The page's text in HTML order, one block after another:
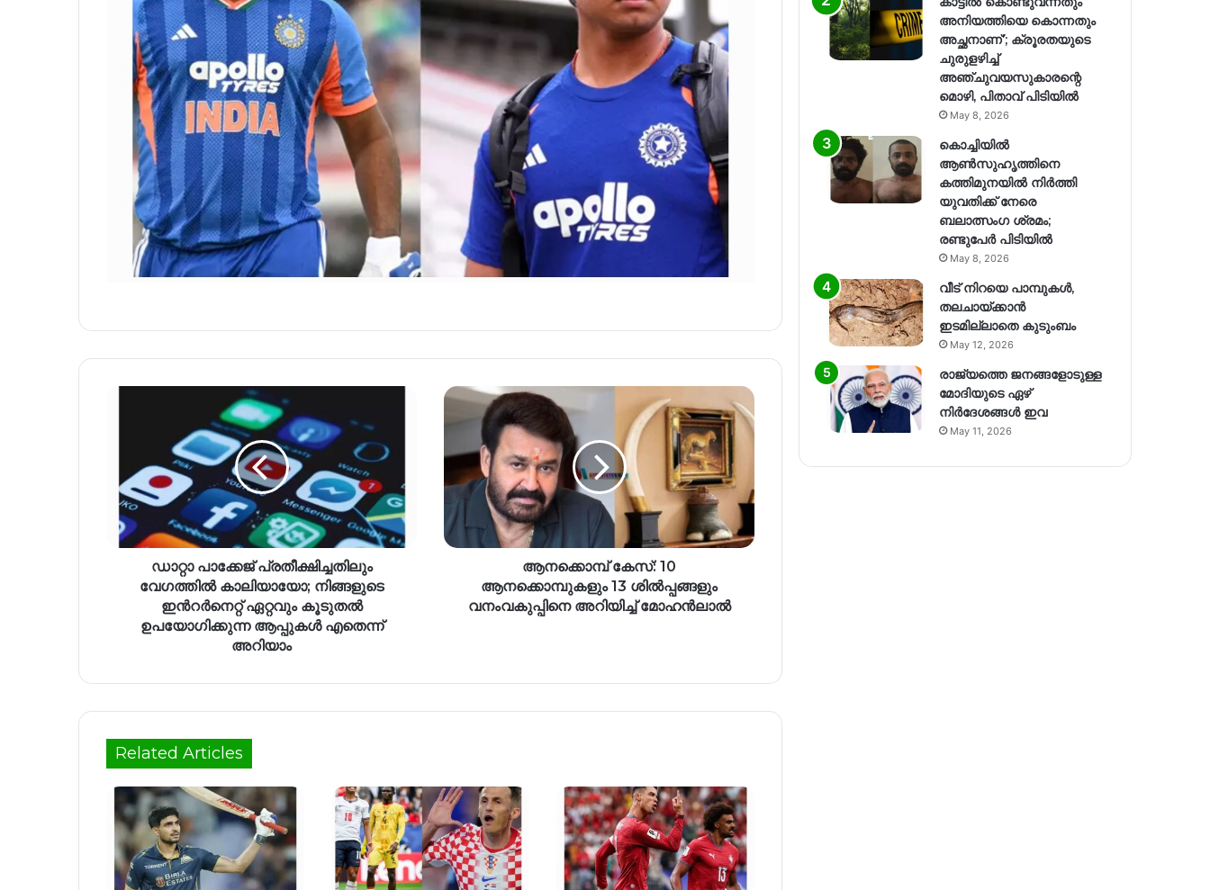
ഡാറ്റാ പാക്കേജ് പ്രതീക്ഷിച്ചതിലും
വേഗത്തിൽ കാലിയായോ; നിങ്ങളുടെ
ഇന്‍റർനെറ്റ് ഏറ്റവും കൂടുതൽ
ഉപയോഗിക്കുന്ന ആപ്പുകൾ എതെന്ന്
അറിയാം
ആനക്കൊമ്പ് കേസ്: 10
ആനക്കൊമ്പുകളും 13 ശിൽപ്പങ്ങളും
വനംവകുപ്പിനെ അറിയിച്ച് മോഹൻലാൽ
Related Articles
അനിയത്തിയെ കൊന്നതും
അച്ഛനാണ്’; ക്രൂരതയുടെ
ചുരുളഴിച്ച്
അഞ്ചുവയസുകാരന്റെ
മൊഴി, പിതാവ് പിടിയിൽ
May 8, 2026
കൊച്ചിയിൽ
ആൺസുഹൃത്തിനെ
കത്തിമുനയിൽ നിർത്തി
യുവതിക്ക് നേരെ
ബലാത്സംഗ​ ശ്രമം;
രണ്ടുപേർ പിടിയിൽ
May 8, 2026
വീട് നിറയെ പാമ്പുകൾ,
തലചായ്ക്കാൻ
ഇടമില്ലാതെ കുടുംബം
May 12, 2026
രാജ്യത്തെ ജനങ്ങളോടുള്ള
മോദിയുടെ ഏഴ്
നിര്‍ദേശങ്ങള്‍ ഇവ
May 11, 2026